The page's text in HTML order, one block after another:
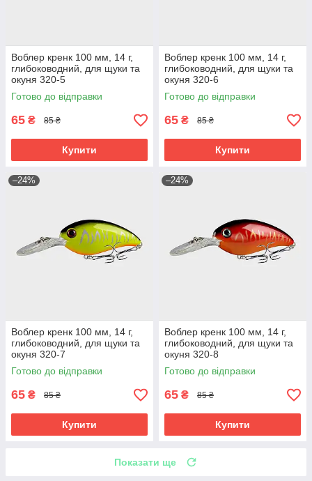
Воблер кренк 100 мм, 14 г,
глибоководний, для щуки та
окуня 320-5
Готово до відправки
65 ₴ 85 ₴
Купити
Воблер кренк 100 мм, 14 г,
глибоководний, для щуки та
окуня 320-6
Готово до відправки
65 ₴ 85 ₴
Купити
–24%
Воблер кренк 100 мм, 14 г,
глибоководний, для щуки та
окуня 320-7
Готово до відправки
65 ₴ 85 ₴
Купити
–24%
Воблер кренк 100 мм, 14 г,
глибоководний, для щуки та
окуня 320-8
Готово до відправки
65 ₴ 85 ₴
Купити
Показати ще